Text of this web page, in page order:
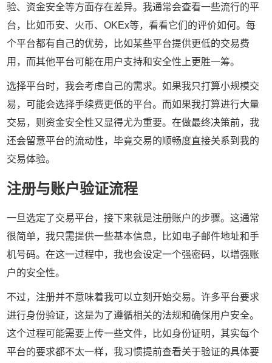
验、资金安全等方面存在差异。我通常会查看一些流行的平
台，比如币安、火币、OKEx等，看看它们的评价如何。每
个平台都有自己的优势，比如某些平台提供更低的交易费
用，而其他平台可能在用户支持和安全性上更胜一筹。
选择平台时，我会考虑自己的需求。如果我只打算小规模交
易，可能会选择手续费更低的平台。而如果我打算进行大量
交易，则资金安全性又显得尤为重要。在做最终决策前，我
还会留意平台的流动性，毕竟交易的顺畅度直接关系到我的
交易体验。
注册与账户验证流程
一旦选定了交易平台，接下来就是注册账户的步骤。这通常
很简单，我只需提供一些基本信息，比如电子邮件地址和手
机号码。在这一过程中，我也会设定一个强密码，以增强账
户的安全性。
不过，注册并不意味着我可以立刻开始交易。许多平台要求
进行身份验证，这是为了遵循相关的法规和确保用户安全。
这个过程可能需要上传一些文件，比如身份证明，其实每个
平台的要求都不太一样，我习惯提前查看关于验证的具体要